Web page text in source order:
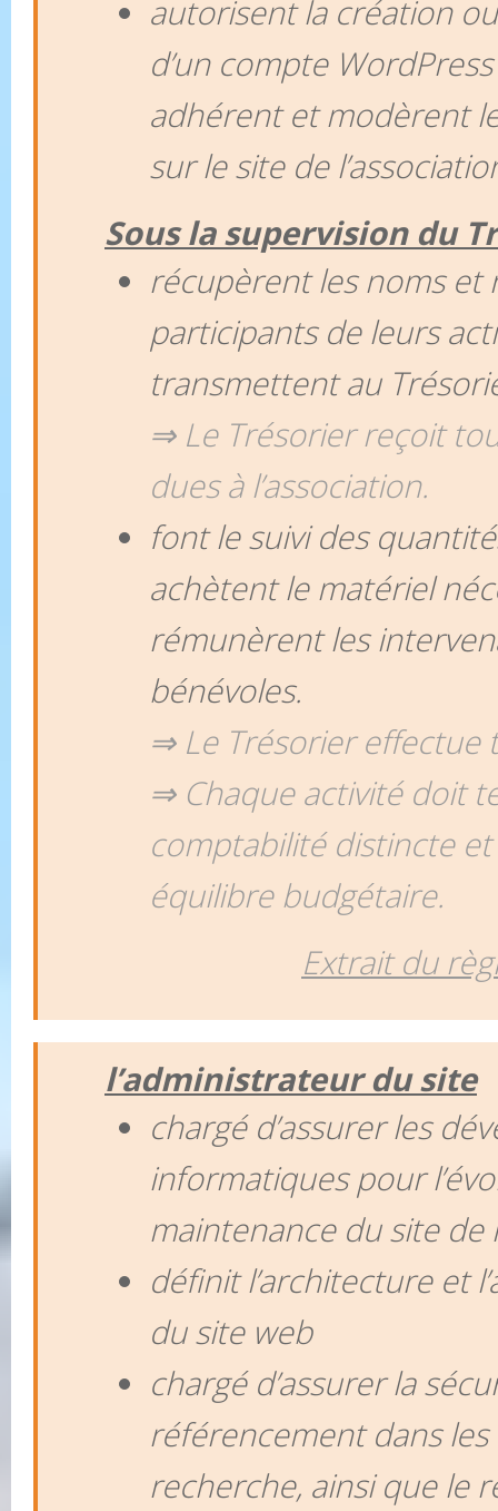
autorisent la création
d’un compte
adhérent et modèrent
sur le site de
Sous la supervision du
récupèrent les noms et
participants de leurs
transmettent au
⇒ Le Trésorier reçoit
dues à l’association.
font le suivi des
achètent le matériel
rémunèrent les
bénévoles.
⇒ Le Trésorier effectue
⇒ Chaque activité doit
comptabilité distincte
équilibre budgétaire.
Extrait du
l’administrateur du site
chargé d’assurer les
informatiques pour
maintenance du site de
définit l’architecture et
du site web
chargé d’assurer la
référencement dans
recherche, ainsi que le